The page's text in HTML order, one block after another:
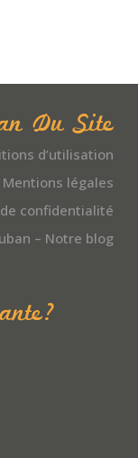
Du Site
d’utilisation
Mentions légales
confidentialité
– Notre blog